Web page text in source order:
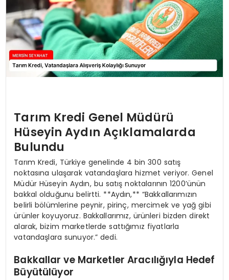
Tarım Kredi Genel Müdürü
Hüseyin Aydın Açıklamalarda
Bulundu
Tarım Kredi, Türkiye genelinde 4 bin 300 satış
noktasına ulaşarak vatandaşlara hizmet veriyor. Genel
Müdür Hüseyin Aydın, bu satış noktalarının 1200’ünün
bakkal olduğunu belirtti. **Aydın,** “Bakkallarımızın
belirli bölümlerine peynir, pirinç, mercimek ve yağ gibi
ürünler koyuyoruz. Bakkallarımız, ürünleri bizden direkt
alarak, bizim marketlerde sattığımız fiyatlarla
vatandaşlara sunuyor.” dedi.
Bakkallar ve Marketler Aracılığıyla Hedef
Büyütülüyor